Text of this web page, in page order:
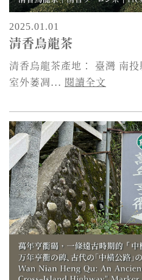
2025.01.01
清香烏龍茶
清香烏龍茶產地： 臺灣 南
室外萎凋... 閱讀全文